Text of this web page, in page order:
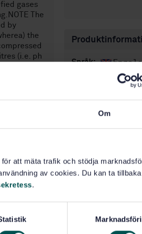
Om
att mäta trafik och stödja
av cookies. Du kan ta
.
gases
The
by
the
(i.e. ph
(i.e. for ph
Språk:
Framtagen av:
Internationell titel:
refillable
Specification
Fastställd:2015-
48
SS-